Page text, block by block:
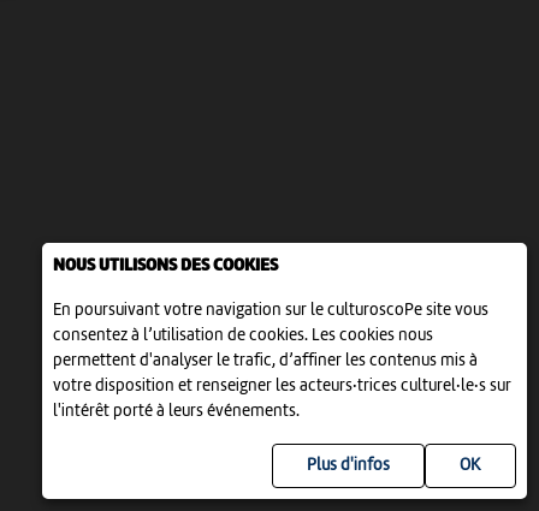
NOUS UTILISONS DES COOKIES
En poursuivant votre navigation sur le culturoscoPe site vous
consentez à l’utilisation de cookies. Les cookies nous
permettent d'analyser le trafic, d’affiner les contenus mis à
votre disposition et renseigner les acteurs·trices culturel·le·s sur
l'intérêt porté à leurs événements.
Plus d'infos